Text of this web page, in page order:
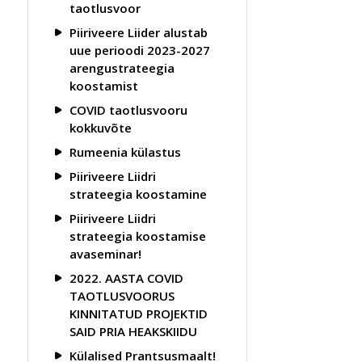
taotlusvoor
Piiriveere Liider alustab
uue perioodi 2023-2027
arengustrateegia
koostamist
COVID taotlusvooru
kokkuvõte
Rumeenia külastus
Piiriveere Liidri
strateegia koostamine
Piiriveere Liidri
strateegia koostamise
avaseminar!
2022. AASTA COVID
TAOTLUSVOORUS
KINNITATUD PROJEKTID
SAID PRIA HEAKSKIIDU
Külalised Prantsusmaalt!